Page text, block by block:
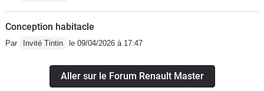
Conception habitacle
Par Invité Tintin le 09/04/2026 à 17:47
Aller sur le Forum Renault Master